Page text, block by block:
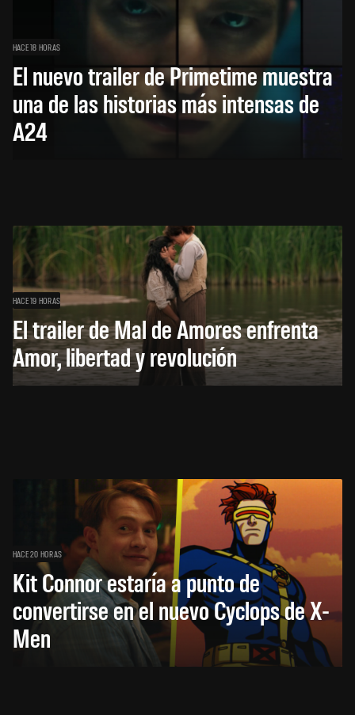
HACE 18 HORAS
El nuevo trailer de Primetime muestra
una de las historias más intensas de
A24
HACE 19 HORAS
El trailer de Mal de Amores enfrenta
Amor, libertad y revolución
HACE 20 HORAS
Kit Connor estaría a punto de
convertirse en el nuevo Cyclops de X-
Men